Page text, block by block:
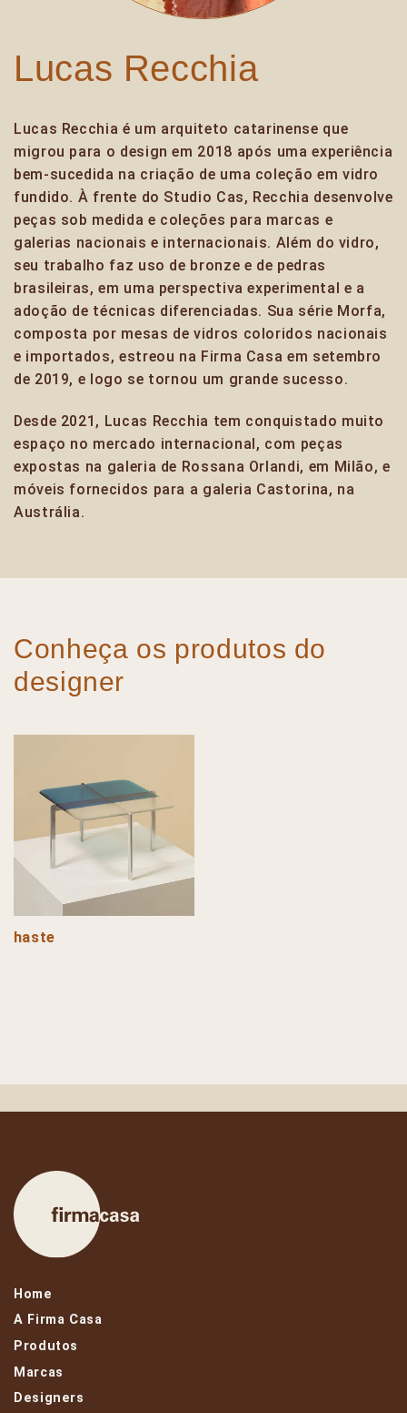
Lucas Recchia
Lucas Recchia é um arquiteto catarinense que
migrou para o design em 2018 após uma experiência
bem-sucedida na criação de uma coleção em vidro
fundido. À frente do Studio Cas, Recchia desenvolve
peças sob medida e coleções para marcas e
galerias nacionais e internacionais. Além do vidro,
seu trabalho faz uso de bronze e de pedras
brasileiras, em uma perspectiva experimental e a
adoção de técnicas diferenciadas. Sua série Morfa,
composta por mesas de vidros coloridos nacionais
e importados, estreou na Firma Casa em setembro
de 2019, e logo se tornou um grande sucesso.
Desde 2021, Lucas Recchia tem conquistado muito
espaço no mercado internacional, com peças
expostas na galeria de Rossana Orlandi, em Milão, e
móveis fornecidos para a galeria Castorina, na
Austrália.
Conheça os produtos do
designer
haste
Home
A Firma Casa
Produtos
Marcas
Designers